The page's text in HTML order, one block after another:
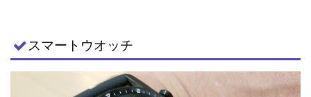
スマートウオッチ